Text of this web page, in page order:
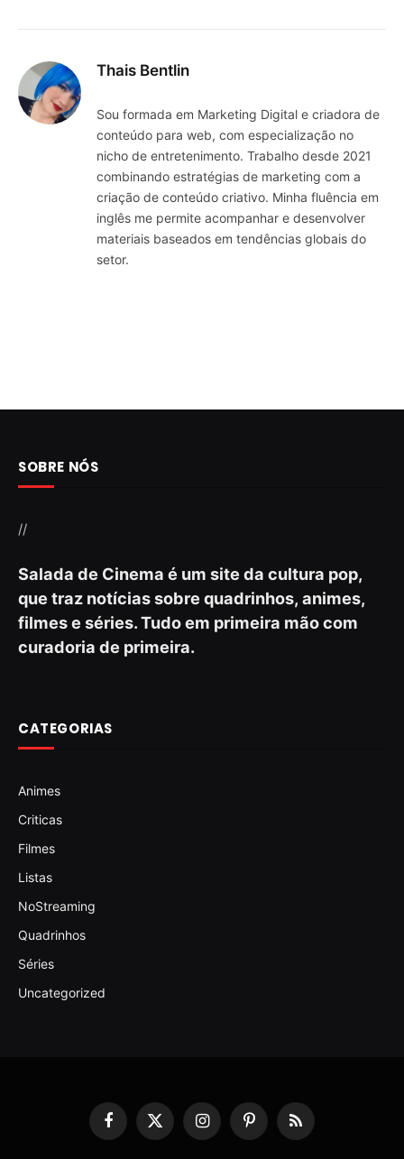
Thais Bentlin
Sou formada em Marketing Digital e criadora de
conteúdo para web, com especialização no
nicho de entretenimento. Trabalho desde 2021
combinando estratégias de marketing com a
criação de conteúdo criativo. Minha fluência em
inglês me permite acompanhar e desenvolver
materiais baseados em tendências globais do
setor.
SOBRE NÓS
//
Salada de Cinema é um site da cultura pop,
que traz notícias sobre quadrinhos, animes,
filmes e séries. Tudo em primeira mão com
curadoria de primeira.
CATEGORIAS
Animes
Criticas
Filmes
Listas
NoStreaming
Quadrinhos
Séries
Uncategorized
Facebook
X
InstagramPinterestRSS